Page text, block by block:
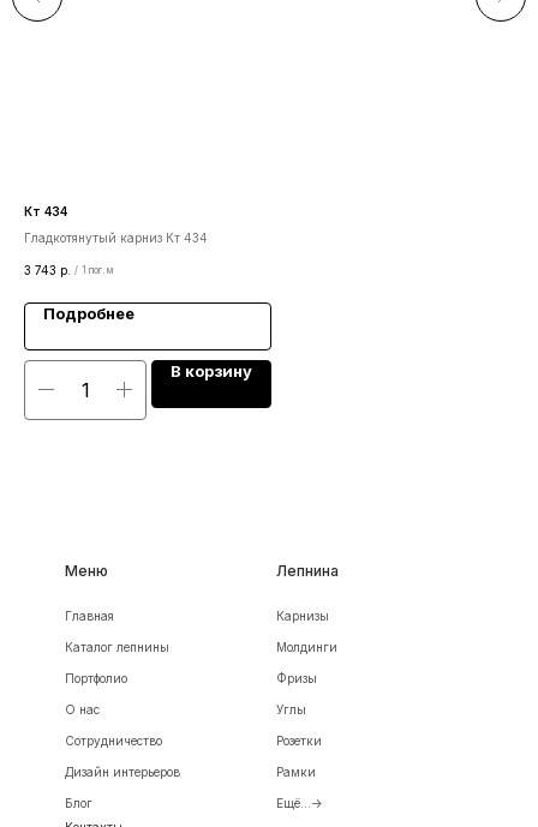
Кт 434
Гладкотянутый карниз Кт 434
3 743 р. / 1 пог. м
Подробнее
В корзину
Меню
Главная
О нас
Каталог лепнины
Портфолио
Сотрудничество
Дизайн интерьеров
Блог
Лепнина
Карнизы
Молдинги
Фризы
Углы
Розетки
Рамки
Ещё...->